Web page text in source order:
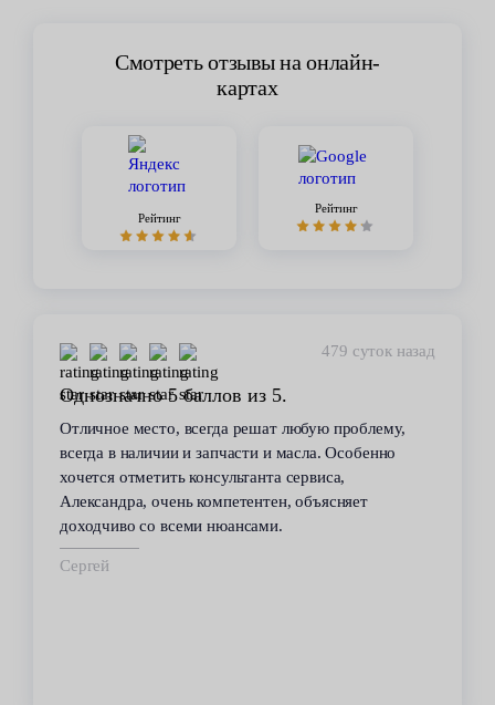
Смотреть отзывы на онлайн-
картах
Рейтинг
Рейтинг
479 суток назад
Однозначно 5 баллов из 5.
Отличное место, всегда решат любую проблему,
всегда в наличии и запчасти и масла. Особенно
хочется отметить консультанта сервиса,
Александра, очень компетентен, объясняет
доходчиво со всеми нюансами.
Сергей